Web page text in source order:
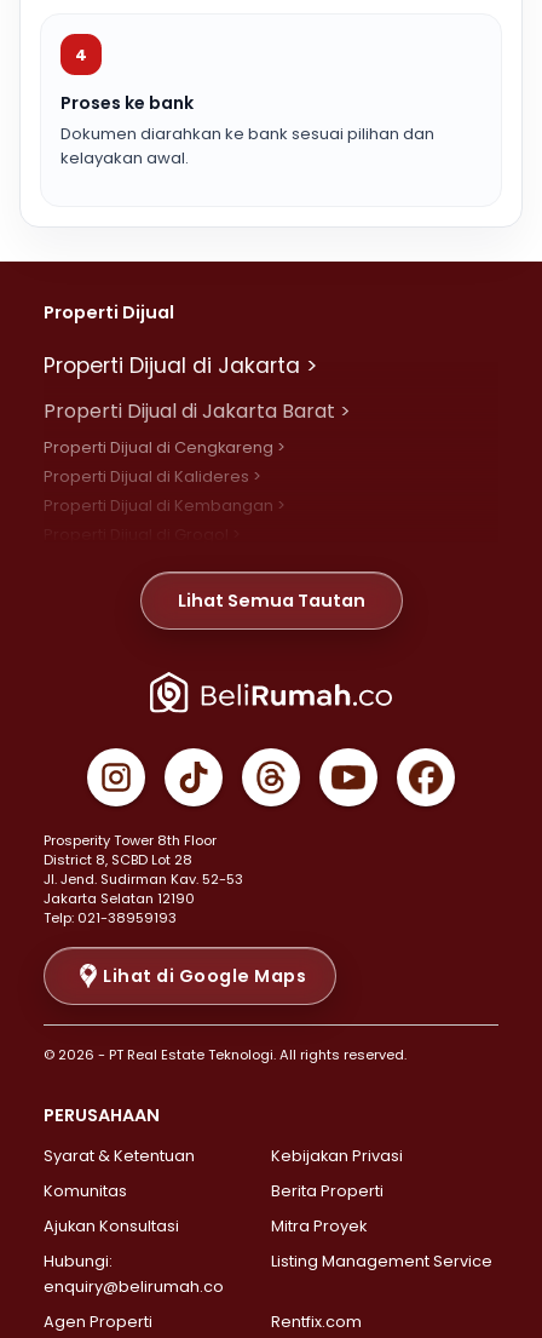
4
Proses ke bank
Dokumen diarahkan ke bank sesuai pilihan dan
kelayakan awal.
Properti Dijual
Properti Dijual di Jakarta >
Properti Dijual di Jakarta Barat >
Properti Dijual di Cengkareng >
Properti Dijual di Kalideres >
Properti Dijual di Kembangan >
Properti Dijual di Meruya >
Properti Dijual di Jelambar >
Properti Dijual di Jakarta Pusat >
Properti Dijual di Gambir >
Properti Dijual di Johar Baru >
Properti Dijual di Menteng >
Properti Dijual di Senen >
Properti Dijual di Tanah Abang >
Properti Dijual di Cikini >
Properti Dijual di Kramat >
Properti Dijual di Pasar Baru >
Properti Dijual di Bendungan Hilir >
Properti Dijual di Jakarta Selatan >
Properti Dijual di Lebak Bulus >
Properti Dijual di Gandaria Selatan >
Properti Dijual di Pondok Labu >
Properti Dijual di Lenteng Agung >
Properti Dijual di Senayan >
Properti Dijual di Pondok Pinang >
Lihat Semua Tautan
Prosperity Tower 8th Floor
District 8, SCBD Lot 28
JI. Jend. Sudirman Kav. 52-53
Jakarta Selatan 12190
Telp: 021-38959193
Lihat di Google Maps
© 2026 - PT Real Estate Teknologi. All rights reserved.
PERUSAHAAN
Syarat & Ketentuan
Kebijakan Privasi
Komunitas
Berita Properti
Ajukan Konsultasi
Mitra Proyek
Hubungi:
enquiry@belirumah.co
Listing Management Service
Agen Properti Rentfix.com